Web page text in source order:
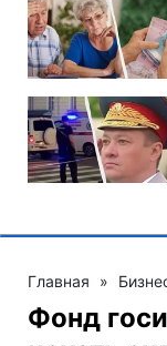
Главная »
Фонд